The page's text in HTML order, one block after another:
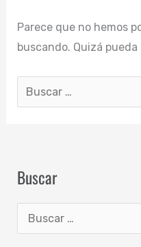
Parece que no hemos
buscando. Quizá
Buscar